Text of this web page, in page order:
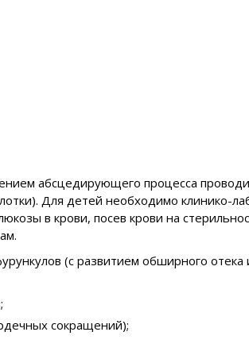
абсцедирующего процесса
Для детей необходимо клинико-
в крови, посев крови на
(с развитием обширного
сокращений);